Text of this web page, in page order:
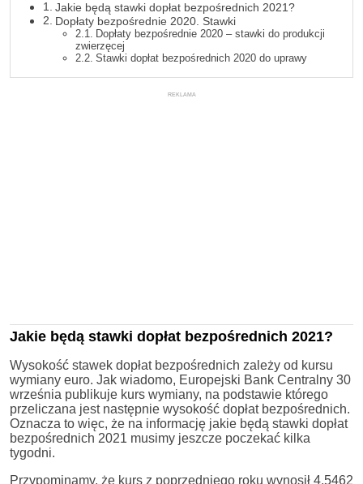
Jakie będą stawki dopłat bezpośrednich 2021?
Dopłaty bezpośrednie 2020. Stawki
Dopłaty bezpośrednie 2020 – stawki do produkcji
zwierzęcej
Stawki dopłat bezpośrednich 2020 do uprawy
REKLAMA
Jakie będą stawki dopłat bezpośrednich 2021?
Wysokość stawek dopłat bezpośrednich zależy od kursu
wymiany euro. Jak wiadomo, Europejski Bank Centralny 30
września publikuje kurs wymiany, na podstawie którego
przeliczana jest następnie wysokość dopłat bezpośrednich.
Oznacza to więc, że na informację jakie będą stawki dopłat
bezpośrednich 2021 musimy jeszcze poczekać kilka
tygodni.
Przypominamy, że kurs z poprzedniego roku wynosił 4,5462